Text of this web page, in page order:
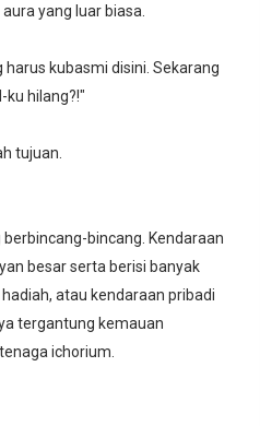
yang luar biasa.
kubasmi disini. Sekarang
ku hilang?!"
tujuan.
bincang. Kendaraan
besar serta berisi banyak
atau kendaraan pribadi
tergantung kemauan
ichorium.